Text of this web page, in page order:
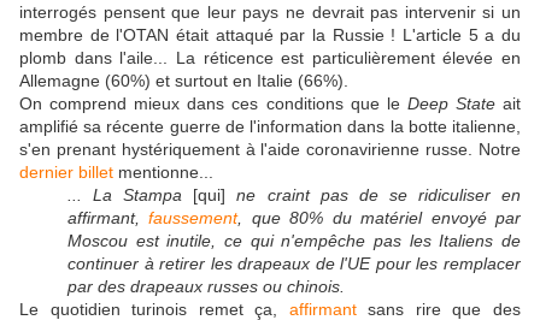
interrogés pensent que leur pays ne devrait pas intervenir si un
membre de l'OTAN était attaqué par la Russie ! L'article 5 a du
plomb dans l'aile... La réticence est particulièrement élevée en
Allemagne (60%) et surtout en Italie (66%).
On comprend mieux dans ces conditions que le Deep Stateait
amplifié sa récente guerre de l'information dans la botte italienne,
s'en prenant hystériquement à l'aide coronavirienne russe. Notre
dernier billet mentionne...
... La Stampa [qui] ne craint pas de se ridiculiser en
affirmant,faussement, que 80% du matériel envoyé par
Moscou est inutile, ce qui n'empêche pas les Italiens de
continuer à retirer les drapeaux de l'UE pour les remplacer
par des drapeaux russes ou chinois.
Le quotidien turinois remet ça, affirmantsans rire que des